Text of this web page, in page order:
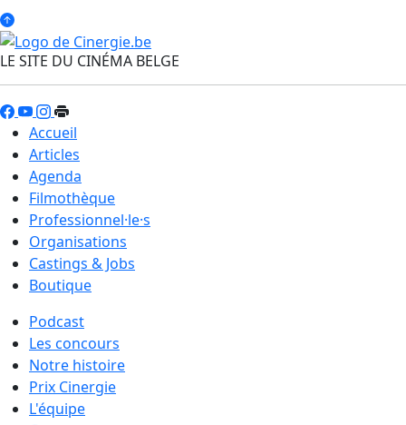
LE SITE DU CINÉMA BELGE
Accueil
Articles
Agenda
Filmothèque
Professionnel·le·s
Organisations
Castings & Jobs
Boutique
Podcast
Les concours
Notre histoire
Prix Cinergie
L'équipe